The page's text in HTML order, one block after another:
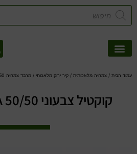
עמוד הבית / צמחיה מלאכותית / קיר ירוק מלאכותי / מרבד צמחיה 50/50
קוקטיל צבעוני HERA-A 50/50 ס"מ